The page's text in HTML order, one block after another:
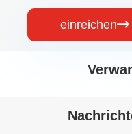
einreichen